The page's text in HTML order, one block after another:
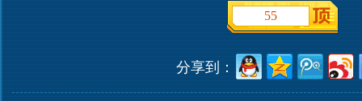
55
分享到：